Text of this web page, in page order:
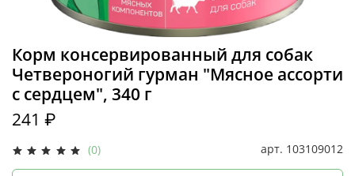
(0) арт. 103109012
Корм консервированный для собак
Четвероногий гурман "Мясное ассорти
с сердцем", 340 г
241 ₽